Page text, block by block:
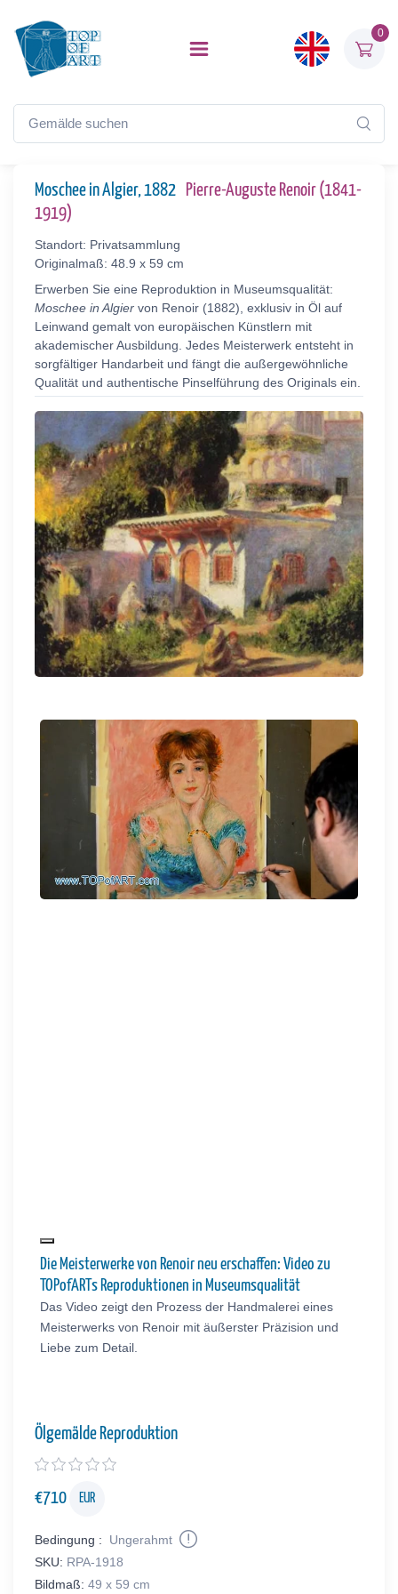
0
Moschee in Algier, 1882
Pierre-Auguste Renoir (1841-
1919)
Standort: Privatsammlung
Originalmaß: 48.9 x 59 cm
Erwerben Sie eine Reproduktion in Museumsqualität:
Moschee in Algier von Renoir (1882), exklusiv in Öl auf
Leinwand gemalt von europäischen Künstlern mit
akademischer Ausbildung. Jedes Meisterwerk entsteht in
sorgfältiger Handarbeit und fängt die außergewöhnliche
Qualität und authentische Pinselführung des Originals ein.
Die Meisterwerke von Renoir neu erschaffen: Video zu
TOPofARTs Reproduktionen in Museumsqualität
Das Video zeigt den Prozess der Handmalerei eines
Meisterwerks von Renoir mit äußerster Präzision und
Liebe zum Detail.
Ölgemälde Reproduktion
€710 EUR
Bedingung :
Ungerahmt
SKU: RPA-1918
Bildmaß: 49 x 59 cm